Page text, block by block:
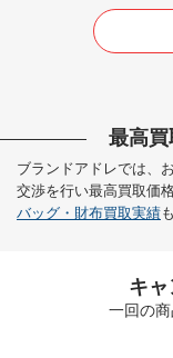
最高買
ブランドアドレでは、
交渉を行い最高買取価
バッグ・財布買取実績
キ
一回の